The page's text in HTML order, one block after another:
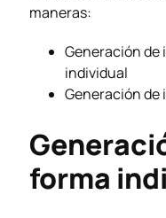
maneras:
Generación de
individual
Generación de
forma